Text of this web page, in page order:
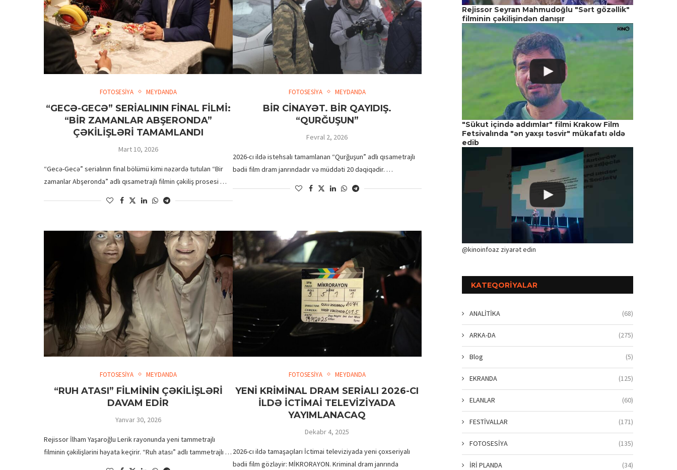
FOTOSESİYA MEYDANDA
“GECƏ-GECƏ” SERİALININ FİNAL FİLMİ:
“BİR ZAMANLAR ABŞERONDA”
ÇƏKİLİŞLƏRİ TAMAMLANDI
Mart 10, 2026
“Gecə-Gecə” serialının final bölümü kimi nəzərdə tutulan “Bir
zamanlar Abşeronda” adlı qısametrajlı filmin çəkiliş prosesi …
FOTOSESİYA MEYDANDA
BİR CİNAYƏT. BİR QAYIDIŞ.
“QURĞUŞUN”
Fevral 2, 2026
2026-cı ildə istehsalı tamamlanan “Qurğuşun” adlı qısametrajlı
bədii film dram janrındadır və müddəti 20 dəqiqədir. …
FOTOSESİYA MEYDANDA
“RUH ATASI” FİLMİNİN ÇƏKİLİŞLƏRİ
DAVAM EDİR
Yanvar 30, 2026
Rejissor İlham Yaşaroğlu Lerik rayonunda yeni tammetrajlı
filminin çəkilişlərini həyata keçirir. “Ruh atası” adlı tammetrajlı …
FOTOSESİYA MEYDANDA
YENİ KRİMİNAL DRAM SERİALI 2026-CI
İLDƏ İCTİMAİ TELEVİZİYADA
YAYIMLANACAQ
Dekabr 4, 2025
2026-cı ildə tamaşaçıları İctimai televiziyada yeni çoxseriyalı
bədii film gözləyir: MİKRORAYON. Kriminal dram janrında
Rejissor Seyran Mahmudoğlu "Sərt gözəllik"
filminin çəkilişindən danışır
"Sükut içində addımlar" filmi Krakow Film
Fetsivalında "ən yaxşı təsvir" mükafatı əldə
edib
@kinoinfoaz ziyarət edin
KATEQORIYALAR
ANALİTİKA (68)
ARKA-DA (275)
Blog (5)
EKRANDA (125)
ELANLAR (60)
FESTİVALLAR (171)
FOTOSESİYA (135)
İRİ PLANDA (34)